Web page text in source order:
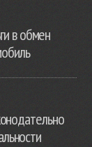
в обмен